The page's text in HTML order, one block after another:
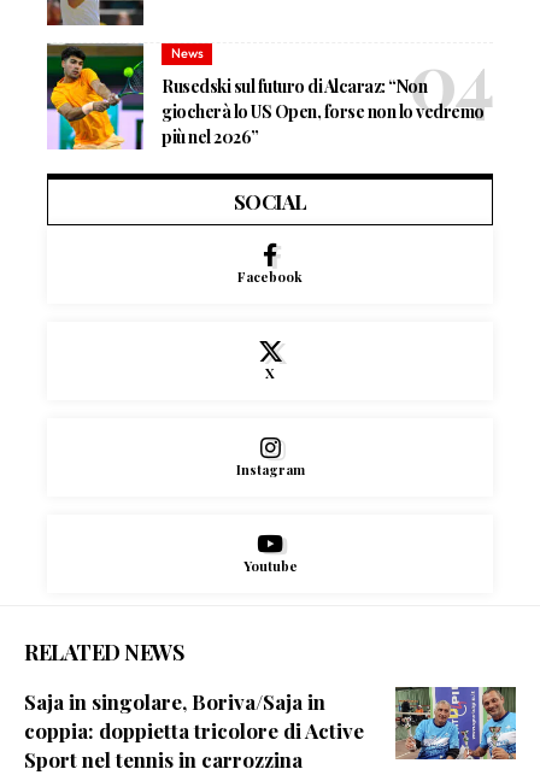
News
Rusedski sul futuro di Alcaraz: “Non
giocherà lo US Open, forse non lo vedremo
più nel 2026”
SOCIAL
Facebook
X
Instagram
Youtube
RELATED NEWS
Saja in singolare, Boriva/Saja in
coppia: doppietta tricolore di Active
Sport nel tennis in carrozzina